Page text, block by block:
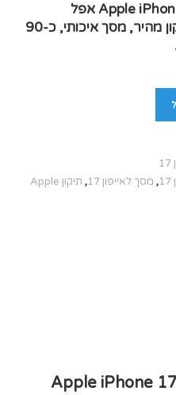
החלפת מסך LCD+מגע Apple iPhone 17 אפל
במעבדת PCL בגבעתיים. תיקון מהיר, מסך איכותי, כ-90
, מסך לאייפון 17 ,
תיקון Apple
Apple iPhone 17